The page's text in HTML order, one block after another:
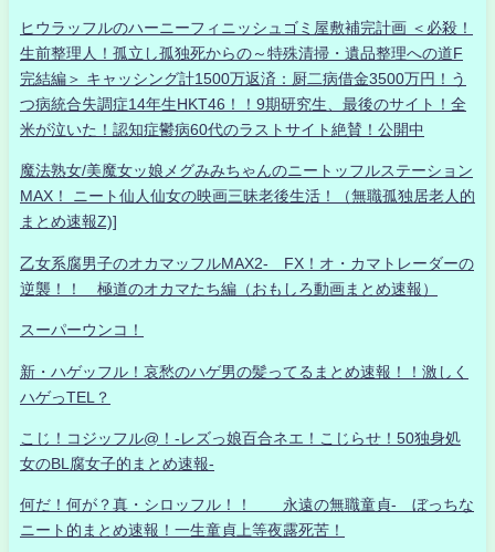
ヒウラッフルのハーニーフィニッシュゴミ屋敷補完計画 ＜必殺！
生前整理人！孤立し孤独死からの～特殊清掃・遺品整理への道F
完結編＞ キャッシング計1500万返済：厨二病借金3500万円！う
つ病統合失調症14年生HKT46！！9期研究生、最後のサイト！全
米が泣いた！認知症鬱病60代のラストサイト絶賛！公開中
魔法熟女/美魔女ッ娘メグみみちゃんのニートッフルステーション
MAX！ ニート仙人仙女の映画三昧老後生活！（無職孤独居老人的
まとめ速報Z)]
乙女系腐男子のオカマッフルMAX2- FX！オ・カマトレーダーの
逆襲！！ 極道のオカマたち編（おもしろ動画まとめ速報）
スーパーウンコ！
新・ハゲッフル！哀愁のハゲ男の髪ってるまとめ速報！！激しく
ハゲっTEL？
こじ！コジッフル@！-レズっ娘百合ネエ！こじらせ！50独身処
女のBL腐女子的まとめ速報-
何だ！何が？真・シロッフル！！ 永遠の無職童貞- ぼっちな
ニート的まとめ速報！一生童貞上等夜露死苦！